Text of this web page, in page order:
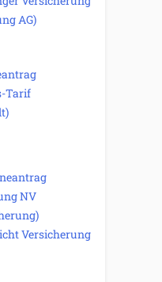
AG)
Tarif
NV
Versicherung